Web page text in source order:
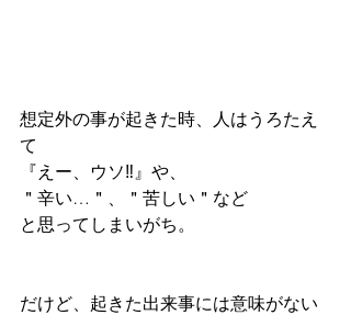
想定外の事が起きた時、人はうろたえ
て
『えー、ウソ‼️』や、
＂辛い…＂、＂苦しい＂など
と思ってしまいがち。
だけど、起きた出来事には意味がない